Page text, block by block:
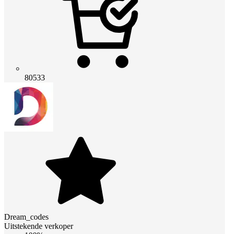
80533
Dream_codes
Uitstekende verkoper